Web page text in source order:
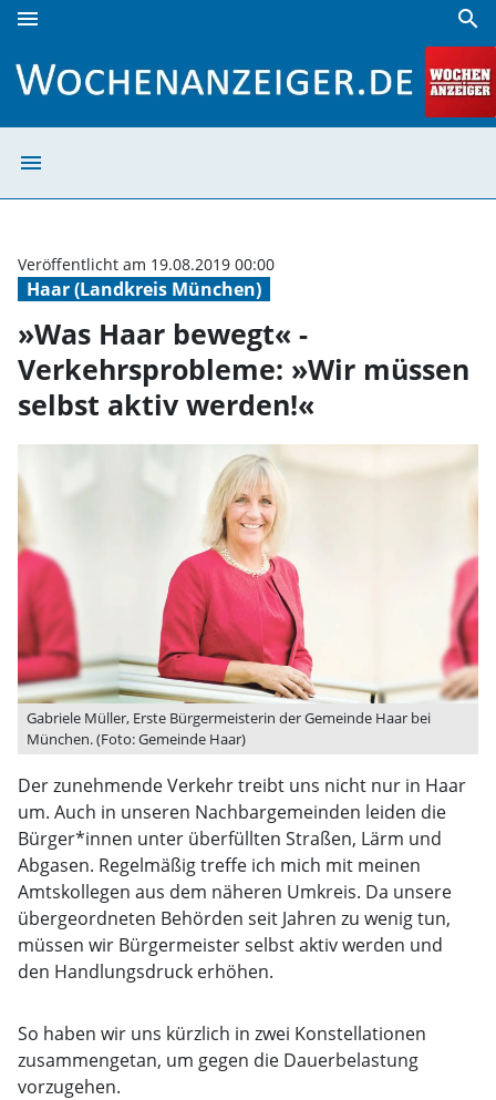
menu search
menu
Haar (Landkreis München)
Veröffentlicht am 19.08.2019 00:00
»Was Haar bewegt« -
Verkehrsprobleme: »Wir müssen
selbst aktiv werden!«
Gabriele Müller, Erste Bürgermeisterin der Gemeinde Haar bei
München. (Foto: Gemeinde Haar)
Der zunehmende Verkehr treibt uns nicht nur in Haar
um. Auch in unseren Nachbargemeinden leiden die
Bürger*innen unter überfüllten Straßen, Lärm und
Abgasen. Regelmäßig treffe ich mich mit meinen
Amtskollegen aus dem näheren Umkreis. Da unsere
übergeordneten Behörden seit Jahren zu wenig tun,
müssen wir Bürgermeister selbst aktiv werden und
den Handlungsdruck erhöhen.
So haben wir uns kürzlich in zwei Konstellationen
zusammengetan, um gegen die Dauerbelastung
vorzugehen.